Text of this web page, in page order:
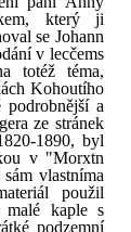
který ji
se Johann
v lecčems
totéž téma,
Kohoutího
a
ze stránek
1890, byl
v "Morxtn
vlastníma
použil
malé kaple s
podzemní